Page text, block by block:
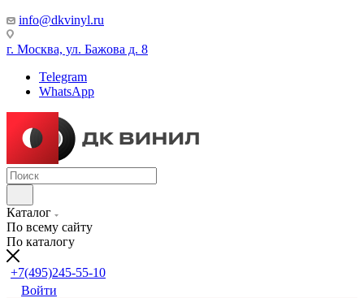
info@dkvinyl.ru
г. Москва, ул. Бажова д. 8
Telegram
WhatsApp
Каталог
По всему сайту
По каталогу
+7(495)245-55-10
Войти